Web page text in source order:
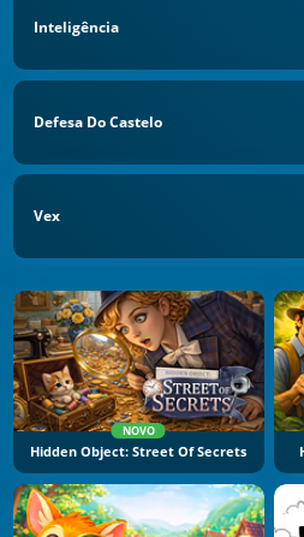
Inteligência
Defesa Do Castelo
Vex
NOVO
Hidden Object: Street Of Secrets